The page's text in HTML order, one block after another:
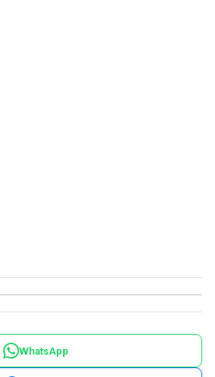
WhatsApp